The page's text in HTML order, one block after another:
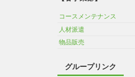
コースメンテナンス
人材派遣
物品販売
グループリンク